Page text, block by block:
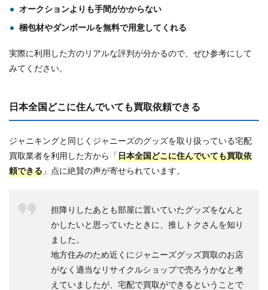
オークションよりも手間がかからない
梱包材やダンボールを無料で用意してくれる
実際に利用した方のリアルな評判が分かるので、ぜひ参考にして
みてください。
日本全国どこに住んでいても買取依頼できる
ジャニキングと同じくジャニーズのグッズを取り扱っている宅配
買取業者を利用した方から「日本全国どこに住んでいても買取依
頼できる 」点に絶賛の声が寄せられています。
担降りしたあとも部屋に置いていたグッズをなんと
かしたいと思っていたときに、推しトクさんを知り
ました。
地方住みのため近くにジャニーズグッズ買取のお店
がなく適当なリサイクルショップで売ろうかなと考
えていましたが、宅配で買取ができるということで